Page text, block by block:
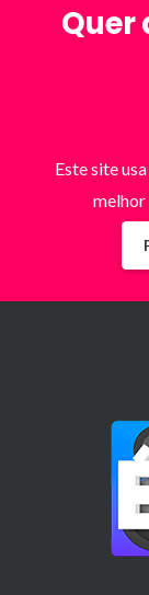
Quer
Este site
melhor